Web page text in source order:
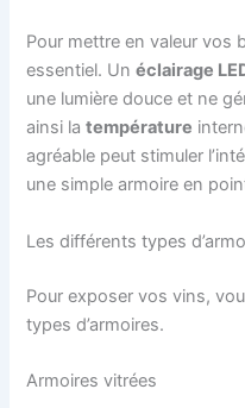
Pour mettre en valeur vos
essentiel. Unéclairage
une lumière douce et ne
ainsi latempérature
agréable peut stimuler
une simple armoire en
Les différents types
Pour exposer vos vins,
types d’armoires.
Armoires vitrées